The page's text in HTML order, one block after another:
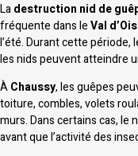
Ladestruction nid de
fréquente dans leVal
l’été. Durant cette
les nids peuvent atteindre
ÀChaussy, les guêpes
toiture, combles, volets
murs. Dans certains cas,
avant que l’activité des